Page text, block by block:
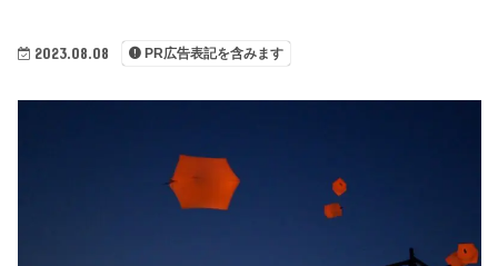
2023.08.08 PR広告表記を含みます